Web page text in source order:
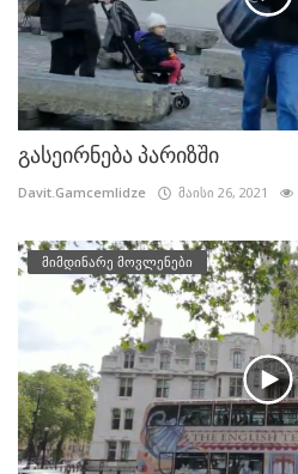
გასეირნება პარიზში
Davit.Gamcemlidze მაისი 26, 2021
მიმდინარე მოვლენები